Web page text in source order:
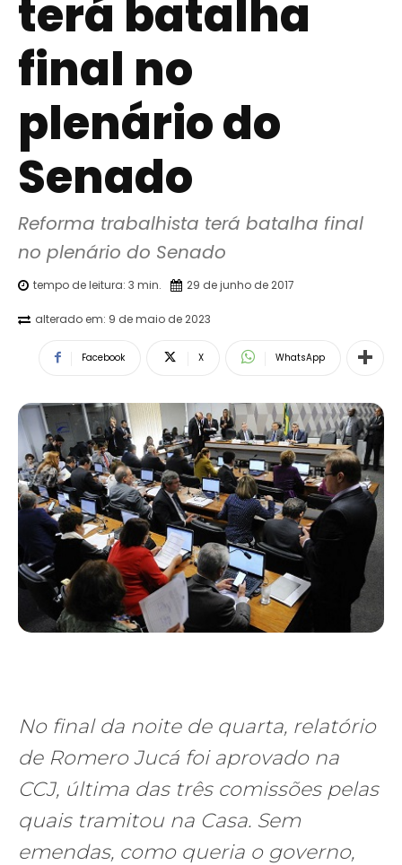
terá batalha
final no
plenário do
Senado
Reforma trabalhista terá batalha final
no plenário do Senado
tempo de leitura: 3 min. 29 de junho de 2017
alterado em: 9 de maio de 2023
Facebook X WhatsApp
No final da noite de quarta, relatório
de Romero Jucá foi aprovado na
CCJ, última das três comissões pelas
quais tramitou na Casa. Sem
emendas, como queria o governo,